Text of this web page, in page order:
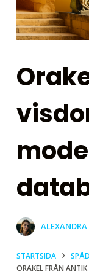
STARTSIDA
ORAKEL FRÅN